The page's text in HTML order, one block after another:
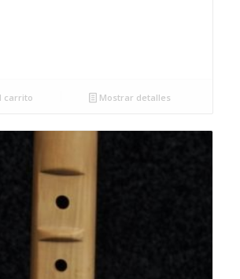
carrito Mostrar detalles